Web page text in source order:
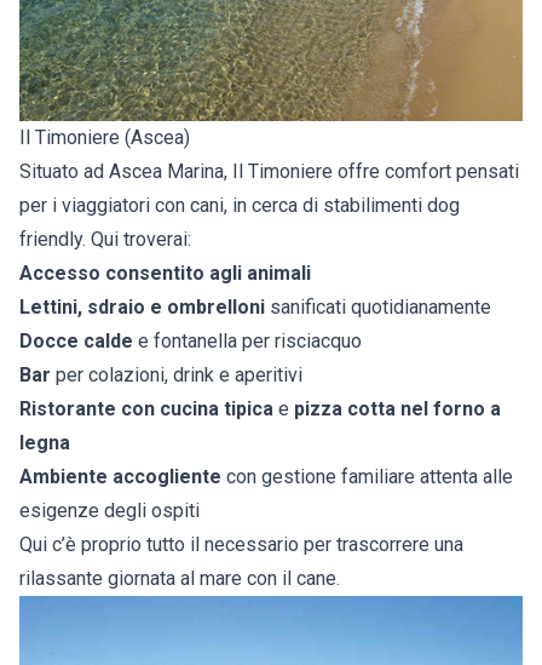
Il Timoniere (Ascea)
Situato ad Ascea Marina, Il Timoniere offre comfort pensati
per i viaggiatori con cani, in cerca di stabilimenti dog
friendly. Qui troverai:
Accesso consentito agli animali
Lettini, sdraio e ombrelloni sanificati quotidianamente
Docce calde e fontanella per risciacquo
Bar per colazioni, drink e aperitivi
Ristorante con cucina tipica e pizza cotta nel forno a
legna
Ambiente accogliente con gestione familiare attenta alle
esigenze degli ospiti
Qui c’è proprio tutto il necessario per trascorrere una
rilassante giornata al mare con il cane.